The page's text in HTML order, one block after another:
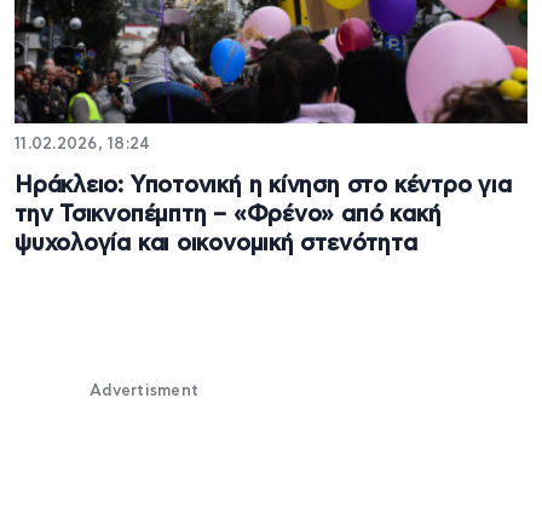
11.02.2026, 18:24
Ηράκλειο: Υποτονική η κίνηση στο κέντρο για
την Τσικνοπέμπτη – «Φρένο» από κακή
ψυχολογία και οικονομική στενότητα
Advertisment